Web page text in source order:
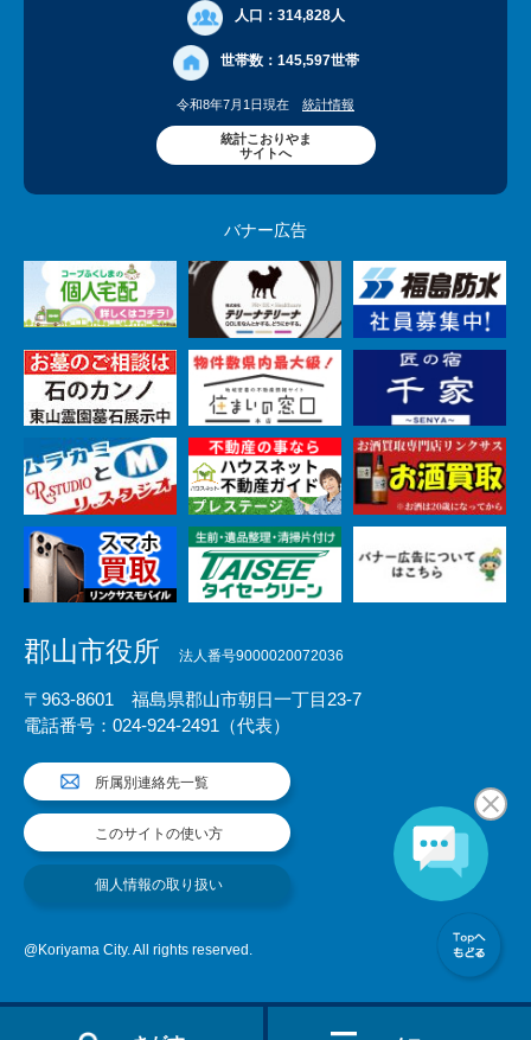
人口： 314,828人
世帯数： 145,597世帯
令和8年7月1日現在 統計情報
統計こおりやま
サイトへ
バナー広告
郡山市役所 法人番号9000020072036
〒963-8601 福島県郡山市朝日一丁目23-7
電話番号：024-924-2491（代表）
所属別連絡先一覧
このサイトの使い方
個人情報の取り扱い
@Koriyama City. All rights reserved.